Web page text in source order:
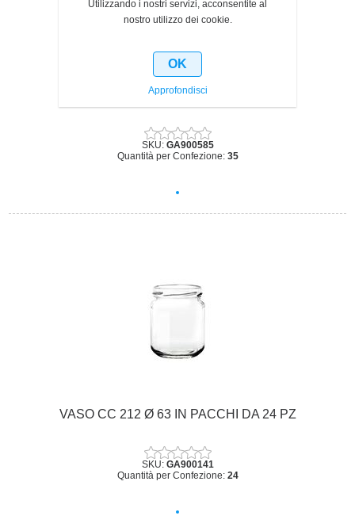
VASO CC 106 Ø 53 IN PACCHI DA 35 PZ
SKU: GA900585
Quantità per Confezione: 35
VASO CC 212 Ø 63 IN PACCHI DA 24 PZ
SKU: GA900141
Quantità per Confezione: 24
Utilizzando i nostri servizi, acconsentite al
nostro utilizzo dei cookie.
OK
Approfondisci